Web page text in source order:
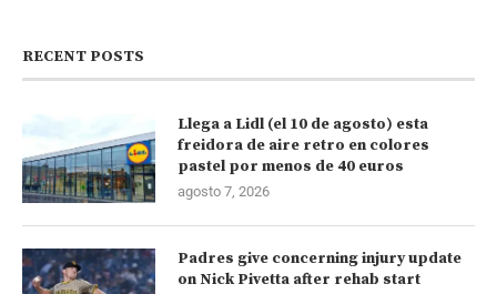
RECENT POSTS
Llega a Lidl (el 10 de agosto) esta
freidora de aire retro en colores
pastel por menos de 40 euros
agosto 7, 2026
Padres give concerning injury update
on Nick Pivetta after rehab start